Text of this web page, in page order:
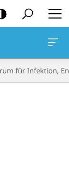
für Infektion,